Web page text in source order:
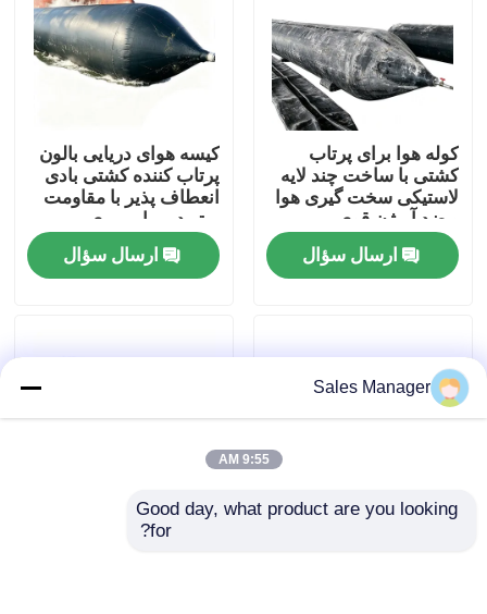
محصولات
دربارهی ما
کارخانه تور
درخواست نقل قول
کیسه هوا لاستیکی دریایی
کوله هوا برای پرتاب
کشتی با ساخت چند لایه
لاستیکی سخت گیری هوا
و ضد آبرژن قوی
ارسال سؤال
کیسه هوای دریایی بالون
پرتاب کننده کشتی بادی
انعطاف پذیر با مقاومت
برتر در برابر پیری
ارسال سؤال
Sales Manager
9:55 AM
Good day, what product are you looking
for?